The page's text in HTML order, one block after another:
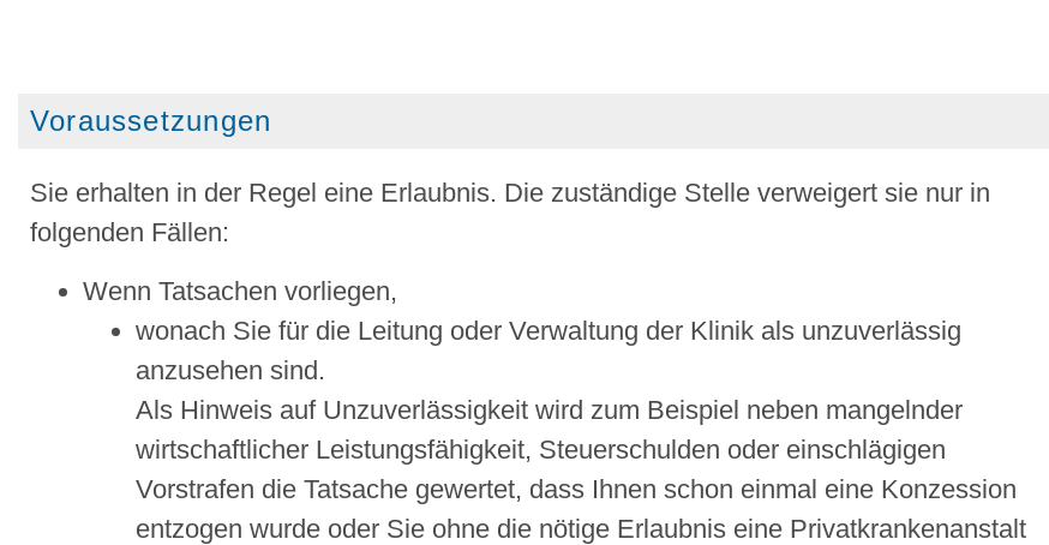
Voraussetzungen
Sie erhalten in der Regel eine Erlaubnis. Die zuständige Stelle verweigert sie nur in
folgenden Fällen:
Wenn Tatsachen vorliegen,
wonach Sie für die Leitung oder Verwaltung der Klinik als unzuverlässig
anzusehen sind.
Als Hinweis auf Unzuverlässigkeit wird zum Beispiel neben mangelnder
wirtschaftlicher Leistungsfähigkeit, Steuerschulden oder einschlägigen
Vorstrafen die Tatsache gewertet, dass Ihnen schon einmal eine Konzession
entzogen wurde oder Sie ohne die nötige Erlaubnis eine Privatkrankenanstalt